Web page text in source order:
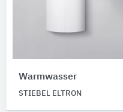
Warmwasser
STIEBEL ELTRON